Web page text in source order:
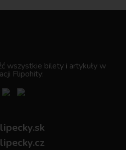
wszystkie bilety i artykuły w
Flipohity: